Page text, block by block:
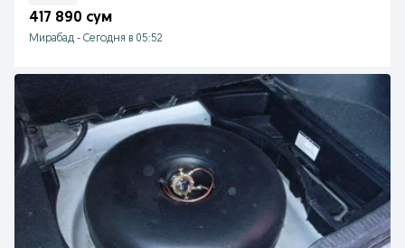
417 890 сум
Мирабад - Сегодня в 05:52